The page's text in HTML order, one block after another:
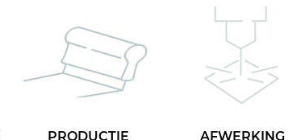
PRODUCTIE AFWERKING